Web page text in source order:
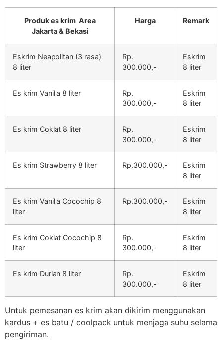
Produk es krim Area
Jakarta & Bekasi
Harga Remark
Eskrim Neapolitan (3 rasa)
8 liter
Rp.
300.000,-
Eskrim
8 liter
Es krim Vanilla 8 liter
Rp.
300.000,-
Eskrim
8 liter
Es krim Coklat 8 liter
Rp.
300.000,-
Eskrim
8 liter
Es krim Strawberry 8 liter Rp.300.000,-
Eskrim
8 liter
Es krim Vanilla Cocochip 8
liter
Rp.300.000,-
Eskrim
8 liter
Es krim Coklat Cocochip 8
liter
Rp.
300.000,-
Eskrim
8 liter
Es krim Durian 8 liter
Rp.
300.000,-
Eskrim
8 liter
Untuk pemesanan es krim akan dikirim menggunakan
kardus + es batu / coolpack untuk menjaga suhu selama
pengiriman.